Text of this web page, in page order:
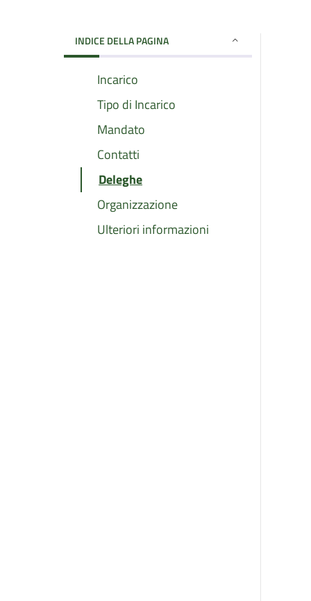
INDICE DELLA PAGINA
Incarico
Tipo di Incarico
Mandato
Contatti
Deleghe
Organizzazione
Ulteriori informazioni